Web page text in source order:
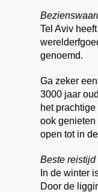
Tel Aviv
genoemd.
Ga zeker
3000 jaar
het
ook genieten
open tot in
Beste reistijd
In de winter
Door de